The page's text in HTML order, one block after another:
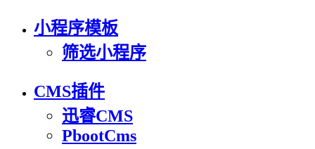
小程序模板
筛选小程序
CMS插件
迅睿CMS
PbootCms